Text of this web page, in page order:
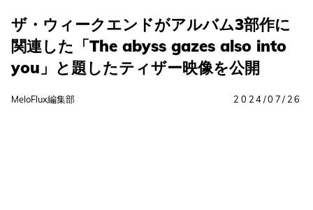
ザ・ウィークエンドがアルバム3部作に
関連した「The abyss gazes also into
you」と題したティザー映像を公開
MeloFlux編集部 2024/07/26